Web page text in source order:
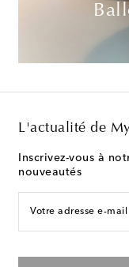
L'actualité de
Inscrivez-vous à
nouveautés
Votre adresse e-mail